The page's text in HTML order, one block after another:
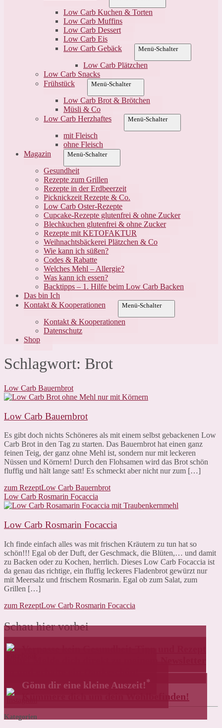
Low Carb Kuchen & Torten
Low Carb Muffins
Low Carb Dessert
Low Carb Eis
Low Carb Gebäck
Menü-Schalter
Low Carb Plätzchen
Low Carb Snacks
Frühstück
Menü-Schalter
Low Carb Brot & Brötchen
Müsli & Co
Low Carb Herzhaftes
Menü-Schalter
mit Fleisch
ohne Fleisch
Magazin
Menü-Schalter
Gesundheit
Rezepte zum Grillen
Rezepte in der Erdbeerzeit
Picknickzeit Rezepte & Co.
Low Carb Oster-Rezepte
Cupcake-Rezepte glutenfrei & ohne Zucker
Blechkuchen glutenfrei & ohne Zucker
Rezepte mit KETOFAKTUR
Weihnachtsbäckerei Plätzchen & Co
Wie kann ich süßen?
Codes & Rabatte
Welches Mehl – Allergie?
Was kann ich essen?
Backtipps – 1. Hilfe beim Low Carb Backen
Das bin Ich
Kontakt & Kooperationen
Menü-Schalter
Kontakt & Kooperationen
Datenschutz
Shop
Schlagwort: Brot
Low Carb Bauernbrot
Low Carb Bauernbrot
Es gibt doch nichts Schöneres als mit einem selbst gebackenen Low
Carb Brot in den Tag zu starten. Das Bauernbrot hat einen ganz
feinen Teig, der ganz ohne Mehl ist, sondern nur mit leckeren
Nüssen und Körnern! Durch den Flohsamen wird das Brot schön
fluffig und hält lange satt! Es schmeckt aber nicht nur zum […]
zum RezeptLow Carb Bauernbrot
Low Carb Rosmarin Focaccia
Low Carb Rosmarin Focaccia
Ich finde einfach alles was mit frischen Kräutern zu tun hat so
schön!!! Egal ob der Duft, der Geschmack, die Blüten,… und damit
zu Backen oder zu Kochen, herrlich. Dieses Low Carb Focaccia ist
da genau das richtige, ein fluffig leckeres Fladenbrot gewürzt nur
mit Meersalz und frischem Rosmarin. Egal ob zum Salat, zum
Grillen […]
zum RezeptLow Carb Rosmarin Focaccia
Schau hier vorbei
Gönn dir eine kleine Auszeit!*
Kümmere dich um dein Wohlbefinden!
Kategorien